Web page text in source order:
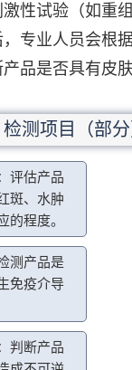
性试验（如重
专业人员会根
品是否具有皮肤
检测项目（部分
评估产品
斑、水肿
的程度。
测产品是
免疫介导
判断产品